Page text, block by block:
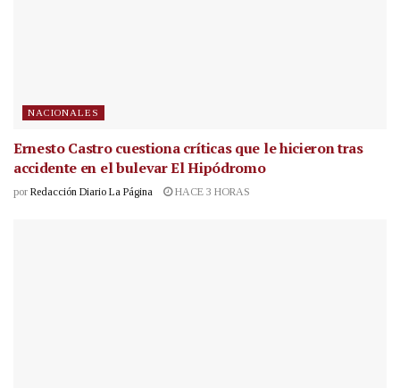
NACIONALES
Ernesto Castro cuestiona críticas que le hicieron tras
accidente en el bulevar El Hipódromo
por Redacción Diario La Página HACE 3 HORAS